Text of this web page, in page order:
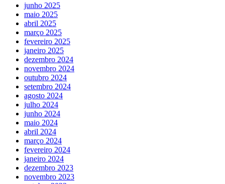
junho 2025
maio 2025
abril 2025
março 2025
fevereiro 2025
janeiro 2025
dezembro 2024
novembro 2024
outubro 2024
setembro 2024
agosto 2024
julho 2024
junho 2024
maio 2024
abril 2024
março 2024
fevereiro 2024
janeiro 2024
dezembro 2023
novembro 2023